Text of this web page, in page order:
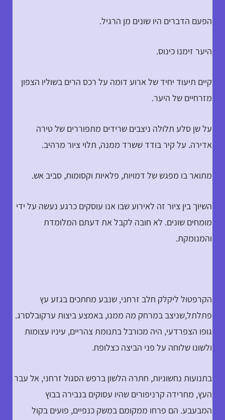
הפעם הדברים היו שונים מן הרגיל.
היער זימנו כינוס.
קיים תיעוד יחיד של ארוע דומה על רכס הרים בשוליו הצפון
מזרחיים של היער.
על שן סלע תלולה ניצבים שרידים מתפוררים של טירה
אדירה. על קיר בודד ששרד ממנה, תלוי ציור מרהיב.
מתואר בו מפגש של דמויות, פלאיות וקסומות, סביב אש.
השיוך בין ציור זה לאירוע שבו אנו עוסקים כרגע נעשה על ידי
מומחים שונים. לא חובה לקבל את דעתם המלומדת
והמנומקת.
הקרפטול ליקלק חלב זרחני, שנבע מחתכים בגזע עץ
פתלתל,שניצב במרחק מה ממנו, באמצע ביצות ערקובלסרג.
גופו הצפרדעי, היה מכורבל בתנומת צהריים, עיניו עצומות
ולשונו שלוחה על פני הביצה כצלופח.
בתנועות נחשוניות, חתרה הלשון ברפש הסגול זרחני, אל עבר
העץ, מחרידה קרניפורים שהיו עסוקים בנבירה בבוץ
המבעבע. הם פרחו ממקומם במשק כנפיים, פועים בקול